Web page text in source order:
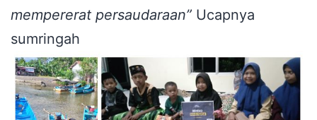
mempererat persaudaraan” Ucapnya
sumringah